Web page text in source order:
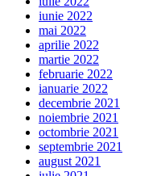
iunie 2022
mai 2022
aprilie 2022
martie 2022
februarie 2022
ianuarie 2022
decembrie 2021
noiembrie 2021
octombrie 2021
septembrie 2021
august 2021